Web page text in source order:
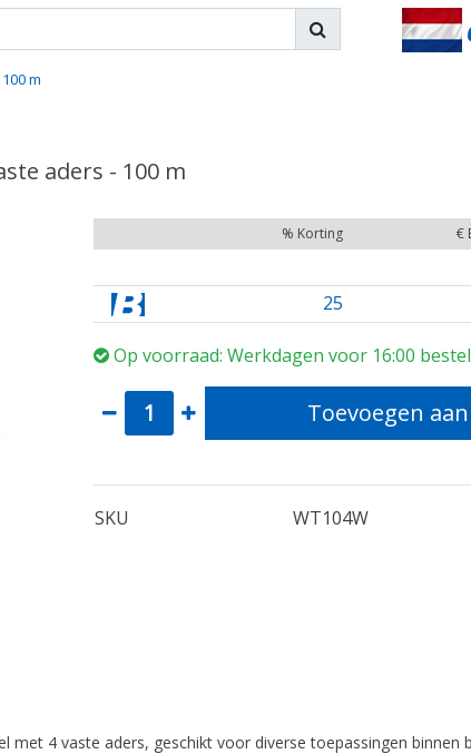
m
aders - 100 m
% Korting €
25
Op voorraad: Werkdagen voor 16:00
Toevoegen
SKU WT104W
met 4 vaste aders, geschikt voor diverse toepassingen binnen